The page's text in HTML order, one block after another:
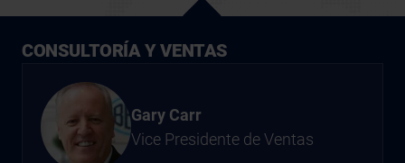
CONSULTORÍA Y VENTAS
Gary Carr
Vice Presidente de Ventas